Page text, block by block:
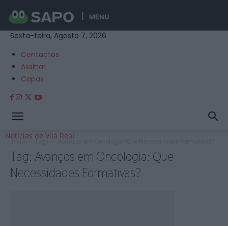
MENU
Sexta-feira, Agosto 7, 2026
Contactos
Assinar
Capas
Notícias de Vila Real
Início Tags Avanços em Oncologia: Que Necessidades Formativas?
Tag: Avanços em Oncologia: Que
Necessidades Formativas?